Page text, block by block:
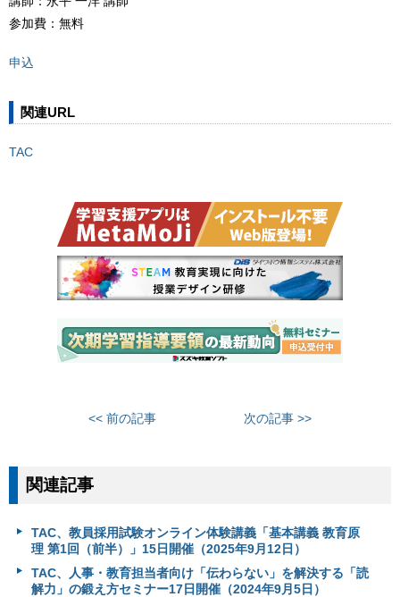
参加費：無料
申込
関連URL
TAC
<< 前の記事 次の記事 >>
関連記事
TAC、教員採用試験オンライン体験講義「基本講義 教育原
理 第1回（前半）」15日開催（2025年9月12日）
TAC、人事・教育担当者向け「伝わらない」を解決する「読
解力」の鍛え方セミナー17日開催（2024年9月5日）